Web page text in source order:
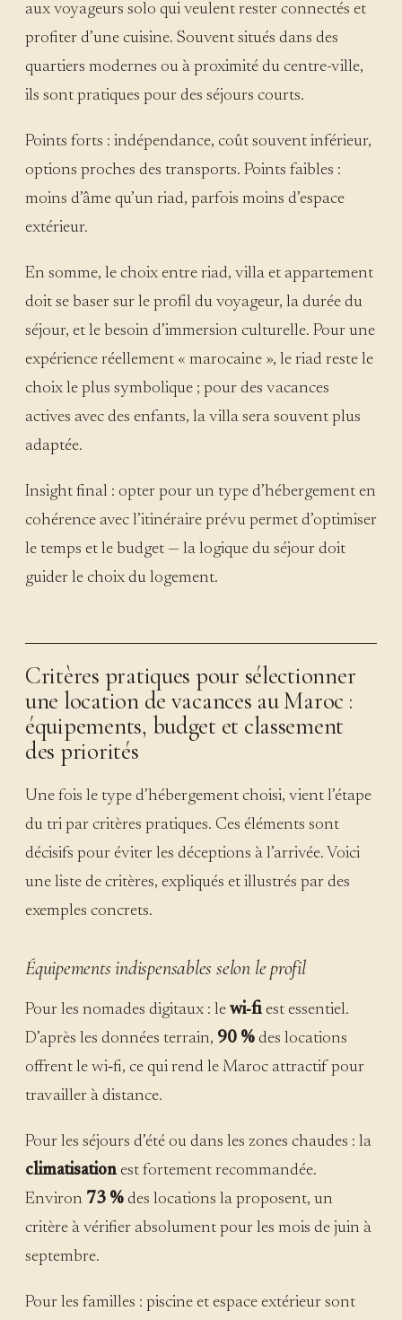
aux voyageurs solo qui veulent rester connectés et
profiter d’une cuisine. Souvent situés dans des
quartiers modernes ou à proximité du centre-ville,
ils sont pratiques pour des séjours courts.
Points forts : indépendance, coût souvent inférieur,
options proches des transports. Points faibles :
moins d’âme qu’un riad, parfois moins d’espace
extérieur.
En somme, le choix entre riad, villa et appartement
doit se baser sur le profil du voyageur, la durée du
séjour, et le besoin d’immersion culturelle. Pour une
expérience réellement « marocaine », le riad reste le
choix le plus symbolique ; pour des vacances
actives avec des enfants, la villa sera souvent plus
adaptée.
Insight final : opter pour un type d’hébergement en
cohérence avec l’itinéraire prévu permet d’optimiser
le temps et le budget — la logique du séjour doit
guider le choix du logement.
Critères pratiques pour sélectionner
une location de vacances au Maroc :
équipements, budget et classement
des priorités
Une fois le type d’hébergement choisi, vient l’étape
du tri par critères pratiques. Ces éléments sont
décisifs pour éviter les déceptions à l’arrivée. Voici
une liste de critères, expliqués et illustrés par des
exemples concrets.
Équipements indispensables selon le profil
Pour les nomades digitaux : le wi‑fi est essentiel.
D’après les données terrain, 90 % des locations
offrent le wi‑fi, ce qui rend le Maroc attractif pour
travailler à distance.
Pour les séjours d’été ou dans les zones chaudes : la
climatisationest fortement recommandée.
Environ 73 % des locations la proposent, un
critère à vérifier absolument pour les mois de juin à
septembre.
Pour les familles : piscine et espace extérieur sont